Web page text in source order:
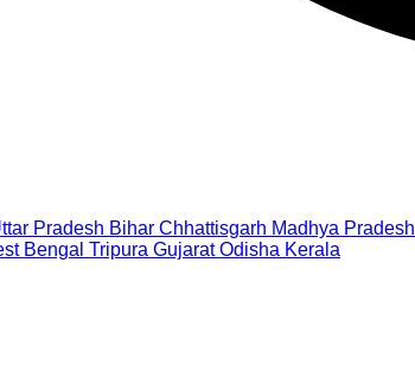
Pradesh Bihar Chhattisgarh Madhya Pradesh
Bengal Tripura Gujarat Odisha Kerala